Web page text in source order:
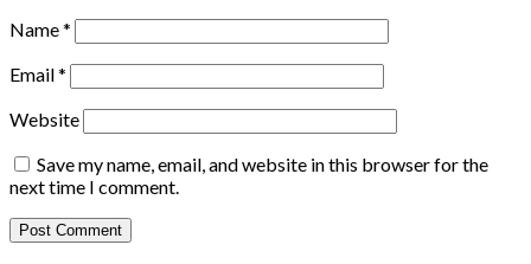
Name*
Email*
Website
Save my name, email, and website in this browser for the
next time I comment.